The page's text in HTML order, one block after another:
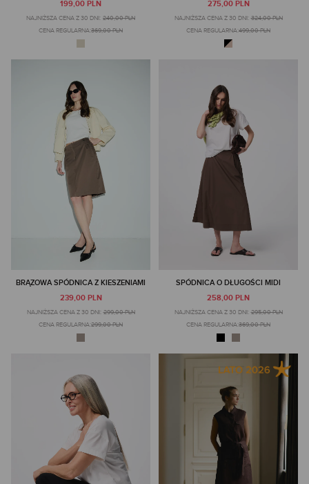
199,00 PLN
NAJNIŻSZA CENA Z 30 DNI: 240,00 PLN
CENA REGULARNA:369,00 PLN
275,00 PLN
NAJNIŻSZA CENA Z 30 DNI: 324,00 PLN
CENA REGULARNA:499,00 PLN
BRĄZOWA SPÓDNICA Z KIESZENIAMI
239,00 PLN
NAJNIŻSZA CENA Z 30 DNI: 299,00 PLN
CENA REGULARNA:299,00 PLN
SPÓDNICA O DŁUGOŚCI MIDI
258,00 PLN
NAJNIŻSZA CENA Z 30 DNI: 295,00 PLN
CENA REGULARNA:369,00 PLN